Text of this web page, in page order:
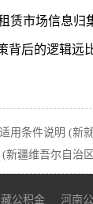
市场信息
背后的逻辑
用条件说明 (新
新疆维吾尔自治
公积金 河南